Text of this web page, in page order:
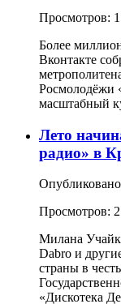
Просмотров:
Более
Вконтакте
Росмолодёжи
масштабный
Лето
радио» в
Опубликовано
Просмотров:
Милана
Dabro и
страны в
«Дискотека